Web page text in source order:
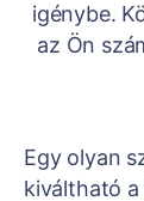
igénybe.
az Ön
Egy olyan
kiváltható a